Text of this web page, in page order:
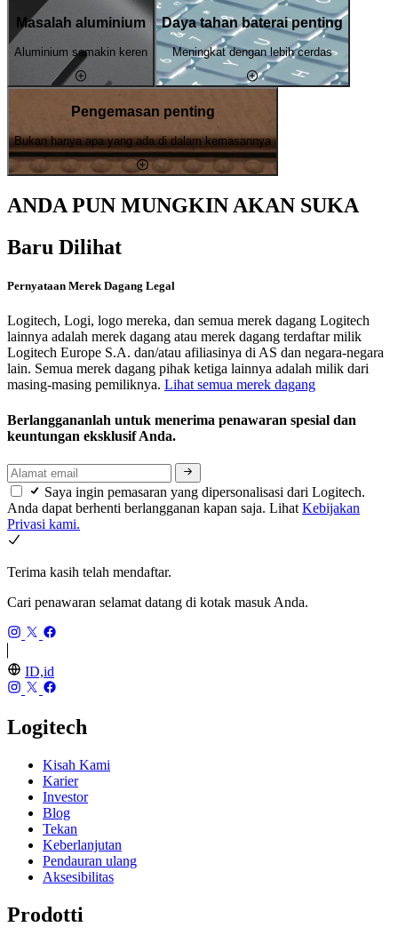
Masalah aluminium
Aluminium semakin keren
Daya tahan baterai penting
Meningkat dengan lebih cerdas
Pengemasan penting
Bukan hanya apa yang ada di dalam kemasannya
ANDA PUN MUNGKIN AKAN SUKA
Baru Dilihat
Pernyataan Merek Dagang Legal
Logitech, Logi, logo mereka, dan semua merek dagang Logitech
lainnya adalah merek dagang atau merek dagang terdaftar milik
Logitech Europe S.A. dan/atau afiliasinya di AS dan negara-negara
lain. Semua merek dagang pihak ketiga lainnya adalah milik dari
masing-masing pemiliknya. Lihat semua merek dagang
Berlanggananlah untuk menerima penawaran spesial dan
keuntungan eksklusif Anda.
Saya ingin pemasaran yang dipersonalisasi dari Logitech.
Anda dapat berhenti berlangganan kapan saja. Lihat Kebijakan
Privasi kami.
Terima kasih telah mendaftar.
Cari penawaran selamat datang di kotak masuk Anda.
ID,id
Logitech
Kisah Kami
Karier
Investor
Blog
Tekan
Keberlanjutan
Pendauran ulang
Aksesibilitas
Prodotti